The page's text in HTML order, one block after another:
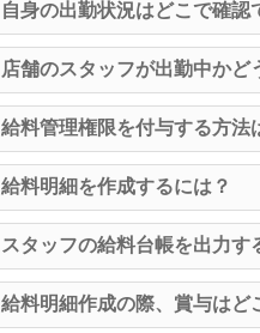
自身の出勤状況はどこで確認
店舗のスタッフが出勤中かど
給料管理権限を付与する方法
給料明細を作成するには？
スタッフの給料台帳を出力す
給料明細作成の際、賞与はど